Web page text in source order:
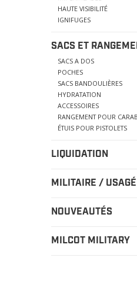
HAUTE VISIBILITÉ
IGNIFUGES
SACS ET
SACS A DOS
POCHES
SACS BANDOULIÈRES
HYDRATATION
ACCESSOIRES
RANGEMENT POUR
ÉTUIS POUR PISTOLETS
LIQUIDATION
MILITAIRE / USAGÉ
NOUVEAUTÉS
MILCOT MILITARY